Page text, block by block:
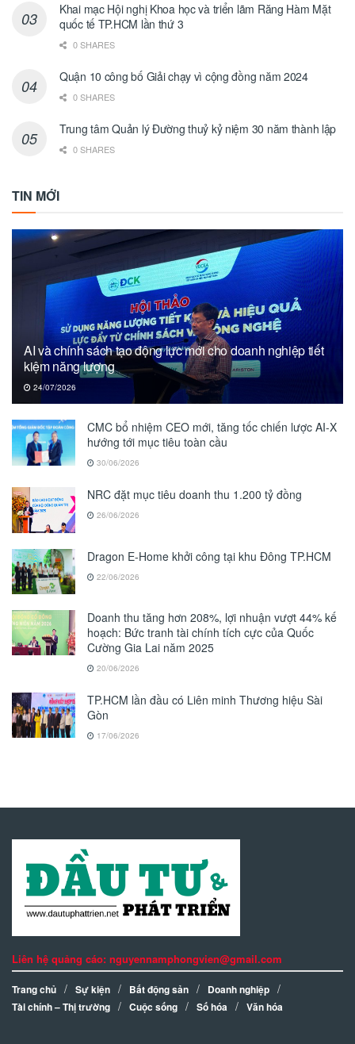
Khai mạc Hội nghị Khoa học và triển lãm Răng Hàm Mặt
quốc tế TP.HCM lần thứ 3
0 SHARES
Quận 10 công bố Giải chạy vì cộng đồng năm 2024
0 SHARES
Trung tâm Quản lý Đường thuỷ kỷ niệm 30 năm thành lập
0 SHARES
TIN MỚI
AI và chính sách tạo động lực mới cho doanh nghiệp tiết
kiệm năng lượng
24/07/2026
CMC bổ nhiệm CEO mới, tăng tốc chiến lược AI-X
hướng tới mục tiêu toàn cầu
30/06/2026
NRC đặt mục tiêu doanh thu 1.200 tỷ đồng
26/06/2026
Dragon E-Home khởi công tại khu Đông TP.HCM
22/06/2026
Doanh thu tăng hơn 208%, lợi nhuận vượt 44% kế
hoạch: Bức tranh tài chính tích cực của Quốc
Cường Gia Lai năm 2025
20/06/2026
TP.HCM lần đầu có Liên minh Thương hiệu Sài
Gòn
17/06/2026
Liên hệ quảng cáo: nguyennamphongvien@gmail.com
Trang chủ Sự kiện Bất động sản
Doanh nghiệp
Tài chính – Thị trường
Cuộc sống Số hóa Văn hóa